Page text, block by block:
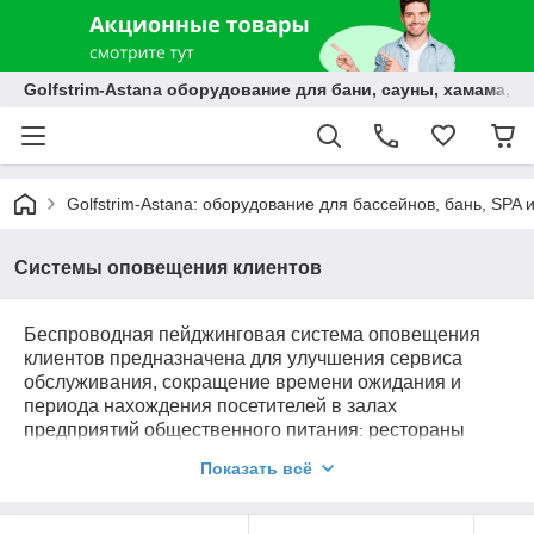
Golfstrim-Astana оборудование для бани, сауны, хамама,
Golfstrim-Astana: оборудование для бассейнов, бань, SPA
Системы оповещения клиентов
Беспроводная пейджинговая система оповещения
клиентов предназначена для улучшения сервиса
обслуживания, сокращение времени ожидания и
периода нахождения посетителей в залах
предприятий общественного питания: рестораны
Беспроводная система позволяет уменьшить
Показать всё